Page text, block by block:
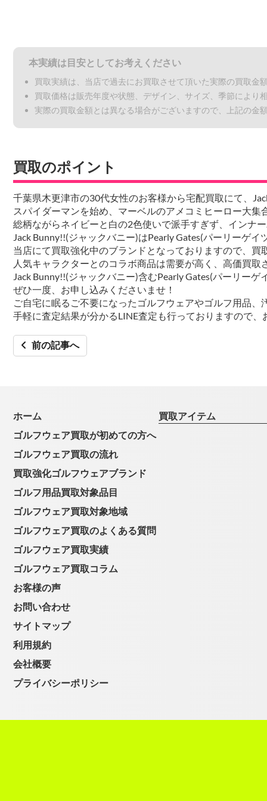
本実績は目安としてお考えください
買取実績は、当店で過去にお買取させて頂いた実際の買取金
買取価格は販売年度や状態、デザイン、サイズ、季節により
実際の買取金額とは異なる場合がございますので、上記の金
買取のポイント
千葉県木更津市の30代女性のお客様から宅配買取にて、
スパイダーマンを始め、マーベルのアメコミヒーロー大集
総柄ながらネイビーと白の2色使いで派手すぎず、インナ
Jack Bunny!!(ジャックバニー)はPearly Gates(パーリーゲ
当店にて買取強化中のブランドとなっておりますので、
人気キャラクターとのコラボ商品は需要が高く、高価買
Jack Bunny!!(ジャックバニー)含むPearly Gates(パーリー
ぜひ一度、お申し込みくださいませ！
ご自宅に眠るご不要になったゴルフウェアやゴルフ用品
手軽に査定結果が分かるLINE査定も行っておりますので
前の記事へ
ホーム
ゴルフウェア買取が初めての方へ
ゴルフウェア買取の流れ
買取強化ゴルフウェアブランド
ゴルフ用品買取対象品目
ゴルフウェア買取対象地域
ゴルフウェア買取のよくある質問
ゴルフウェア買取実績
ゴルフウェア買取コラム
お客様の声
お問い合わせ
サイトマップ
利用規約
会社概要
プライバシーポリシー
買取アイテム